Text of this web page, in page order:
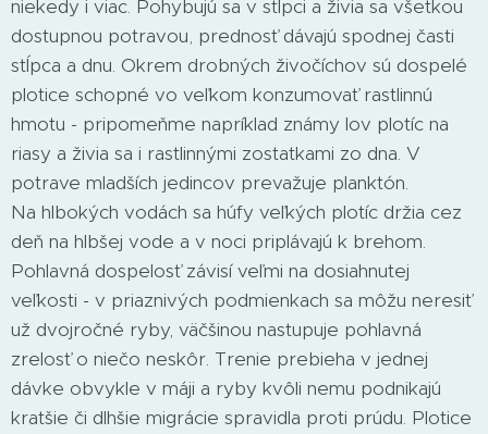
niekedy i viac. Pohybujú sa v stĺpci a živia sa všetkou
dostupnou potravou, prednosť dávajú spodnej časti
stĺpca a dnu. Okrem drobných živočíchov sú dospelé
plotice schopné vo veľkom konzumovať rastlinnú
hmotu - pripomeňme napríklad známy lov plotíc na
riasy a živia sa i rastlinnými zostatkami zo dna. V
potrave mladších jedincov prevažuje planktón.
Na hlbokých vodách sa húfy veľkých plotíc držia cez
deň na hlbšej vode a v noci priplávajú k brehom.
Pohlavná dospelosť závisí veľmi na dosiahnutej
veľkosti - v priaznivých podmienkach sa môžu neresiť
už dvojročné ryby, väčšinou nastupuje pohlavná
zrelosť o niečo neskôr. Trenie prebieha v jednej
dávke obvykle v máji a ryby kvôli nemu podnikajú
kratšie či dlhšie migrácie spravidla proti prúdu. Plotice